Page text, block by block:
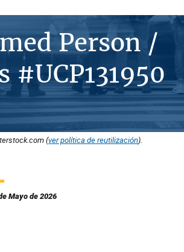
Person /
#UCP131950
(ver política de reutilización).
Mayo de 2026